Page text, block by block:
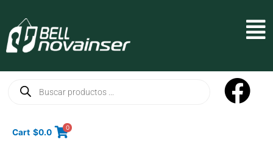
contenido
productos
Cart $0.0 0